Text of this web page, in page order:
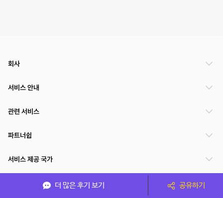
더 많은 후기 보기 공유하기
회사
서비스 안내
관련 서비스
파트너쉽
서비스 제공 국가